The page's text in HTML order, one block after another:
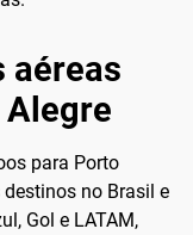
aéreas
Alegre
para Porto
no Brasil e
Gol e LATAM,